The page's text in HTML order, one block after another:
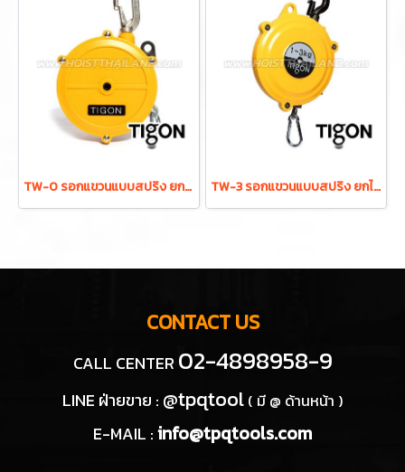
TW-0 รอกแขวนแบบสปริง ยกได้ 0.5-1.5 กก. ระยะยก 1.0 ม. "TIGON" มาตรฐานสากลจากประเทศเกาหลี TW-3 รอกแขวนแบบสปริง ยกได้ 1.0-3.0 กก. ระยะยก 1.3 ม. "TIGON" มาตรฐานสากลจากประเทศเกาหลี
CONTACT US
CALL CENTER 02-4898958-9
LINE ฝ่ายขาย : @tpqtool ( มี @ ด้านหน้า )
E-MAIL :info@tpqtools.com